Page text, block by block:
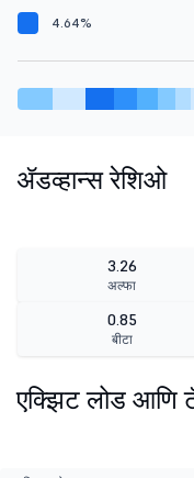
4.64%
ॲडव्हान्स रेशिओ
3.26
अल्फा
0.85
बीटा
एक्झिट लोड आणि